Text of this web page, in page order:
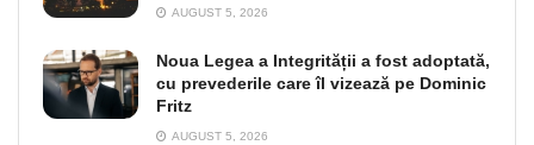
AUGUST 5, 2026
Noua Legea a Integrității a fost adoptată,
cu prevederile care îl vizează pe Dominic
Fritz
AUGUST 5, 2026